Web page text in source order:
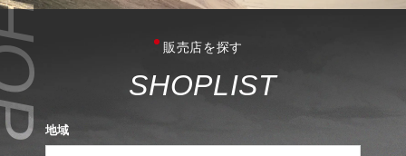
販売店を探す
SHOPLIST
地域